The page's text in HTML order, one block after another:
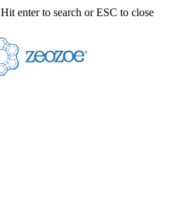
Hit enter to search or ESC to close